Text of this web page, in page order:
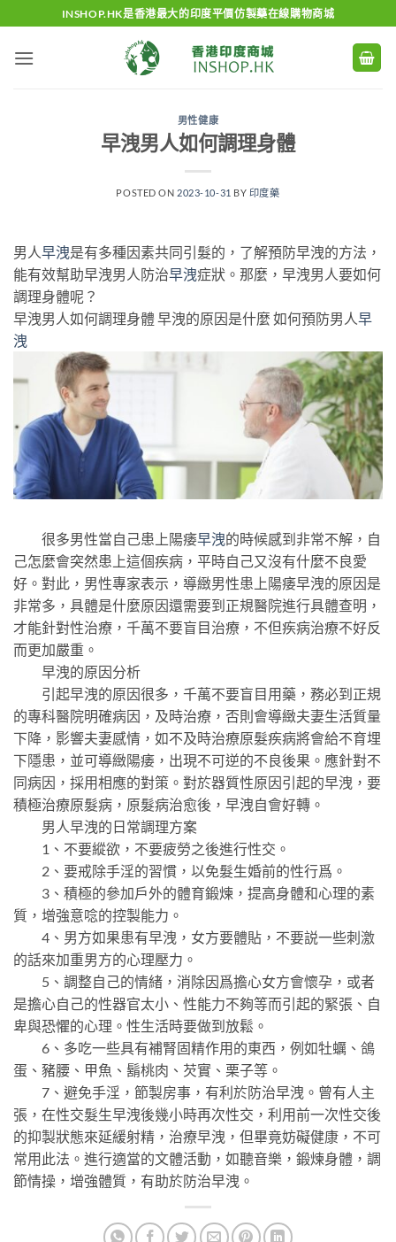
to
content
INSHOP.HK是香港最大的印度平價仿製藥在線購物商城
男性健康
早洩男人如何調理身體
POSTED ON 2023-10-31 BY 印度藥
男人早洩是有多種因素共同引髮的，了解預防早洩的方法，
能有效幫助早洩男人防治早洩症狀。那麼，早洩男人要如何
調理身體呢？
早洩男人如何調理身體 早洩的原因是什麼 如何預防男人早
洩
很多男性當自己患上陽痿早洩的時候感到非常不解，自
己怎麼會突然患上這個疾病，平時自己又沒有什麼不良愛
好。對此，男性專家表示，導緻男性患上陽痿早洩的原因是
非常多，具體是什麼原因還需要到正規醫院進行具體查明，
才能針對性治療，千萬不要盲目治療，不但疾病治療不好反
而更加嚴重。
早洩的原因分析
引起早洩的原因很多，千萬不要盲目用藥，務必到正規
的專科醫院明確病因，及時治療，否則會導緻夫妻生活質量
下降，影響夫妻感情，如不及時治療原髮疾病將會給不育埋
下隱患，並可導緻陽痿，出現不可逆的不良後果。應針對不
同病因，採用相應的對策。對於器質性原因引起的早洩，要
積極治療原髮病，原髮病治愈後，早洩自會好轉。
男人早洩的日常調理方案
1、不要縱欲，不要疲勞之後進行性交。
2、要戒除手淫的習慣，以免髮生婚前的性行爲。
3、積極的參加戶外的體育鍛煉，提高身體和心理的素
質，增強意唸的控製能力。
4、男方如果患有早洩，女方要體貼，不要説一些刺激
的話來加重男方的心理壓力。
5、調整自己的情緒，消除因爲擔心女方會懷孕，或者
是擔心自己的性器官太小、性能力不夠等而引起的緊張、自
卑與恐懼的心理。性生活時要做到放鬆。
6、多吃一些具有補腎固精作用的東西，例如牡蠣、鴿
蛋、豬腰、甲魚、鬍桃肉、芡實、栗子等。
7、避免手淫，節製房事，有利於防治早洩。曾有人主
張，在性交髮生早洩後幾小時再次性交，利用前一次性交後
的抑製狀態來延緩射精，治療早洩，但畢竟妨礙健康，不可
常用此法。進行適當的文體活動，如聽音樂，鍛煉身體，調
節情操，增強體質，有助於防治早洩。